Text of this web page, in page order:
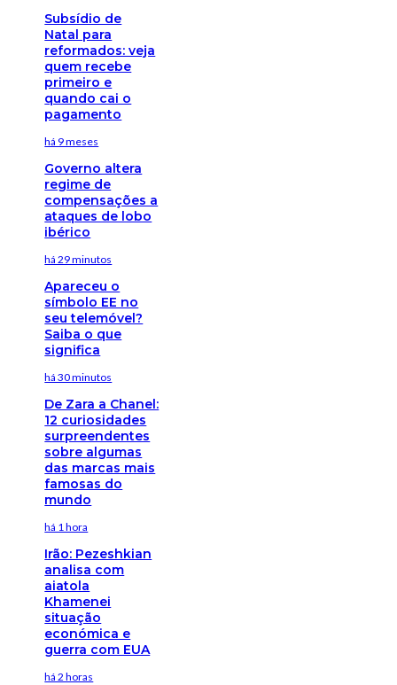
Subsídio de
Natal para
reformados: veja
quem recebe
primeiro e
quando cai o
pagamento
há 9 meses
Governo altera
regime de
compensações a
ataques de lobo
ibérico
há 29 minutos
Apareceu o
símbolo EE no
seu telemóvel?
Saiba o que
significa
há 30 minutos
De Zara a Chanel:
12 curiosidades
surpreendentes
sobre algumas
das marcas mais
famosas do
mundo
há 1 hora
Irão: Pezeshkian
analisa com
aiatola
Khamenei
situação
económica e
guerra com EUA
há 2 horas